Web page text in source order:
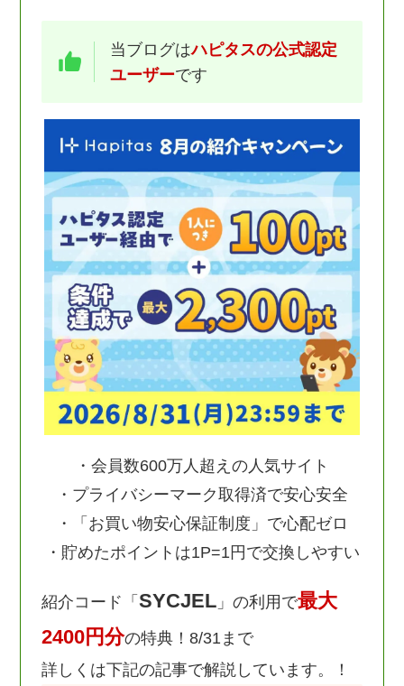
当ブログはハピタスの公式認定
ユーザーです
・会員数600万人超えの人気サイト
・プライバシーマーク取得済で安心安全
・「お買い物安心保証制度」で心配ゼロ
・貯めたポイントは1P=1円で交換しやすい
紹介コード「 SYCJEL」の利用で最大
2400円分の特典！8/31まで
詳しくは下記の記事で解説しています。！